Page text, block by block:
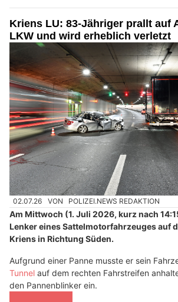
Kriens LU: 83-Jähriger prallt auf
LKW und wird erheblich verletzt
02.07.26 VON POLIZEI.NEWS REDAKTION
Am Mittwoch (1. Juli 2026, kurz nach
Lenker eines Sattelmotorfahrzeuges auf
Kriens in Richtung Süden.
Aufgrund einer Panne musste er sein
Tunnel auf dem rechten Fahrstreifen
den Pannenblinker ein.